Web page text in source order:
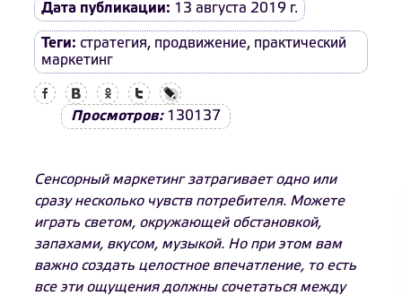
Дата публикации: 13 августа 2019 г.
Теги: стратегия, продвижение, практический
маркетинг
Просмотров:130137
Сенсорный маркетинг затрагивает одно или
сразу несколько чувств потребителя. Можете
играть светом, окружающей обстановкой,
запахами, вкусом, музыкой. Но при этом вам
важно создать целостное впечатление, то есть
все эти ощущения должны сочетаться между